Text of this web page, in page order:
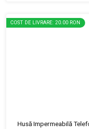
COST DE LIVRARE: 20.00 RON
Husă Impermeabilă